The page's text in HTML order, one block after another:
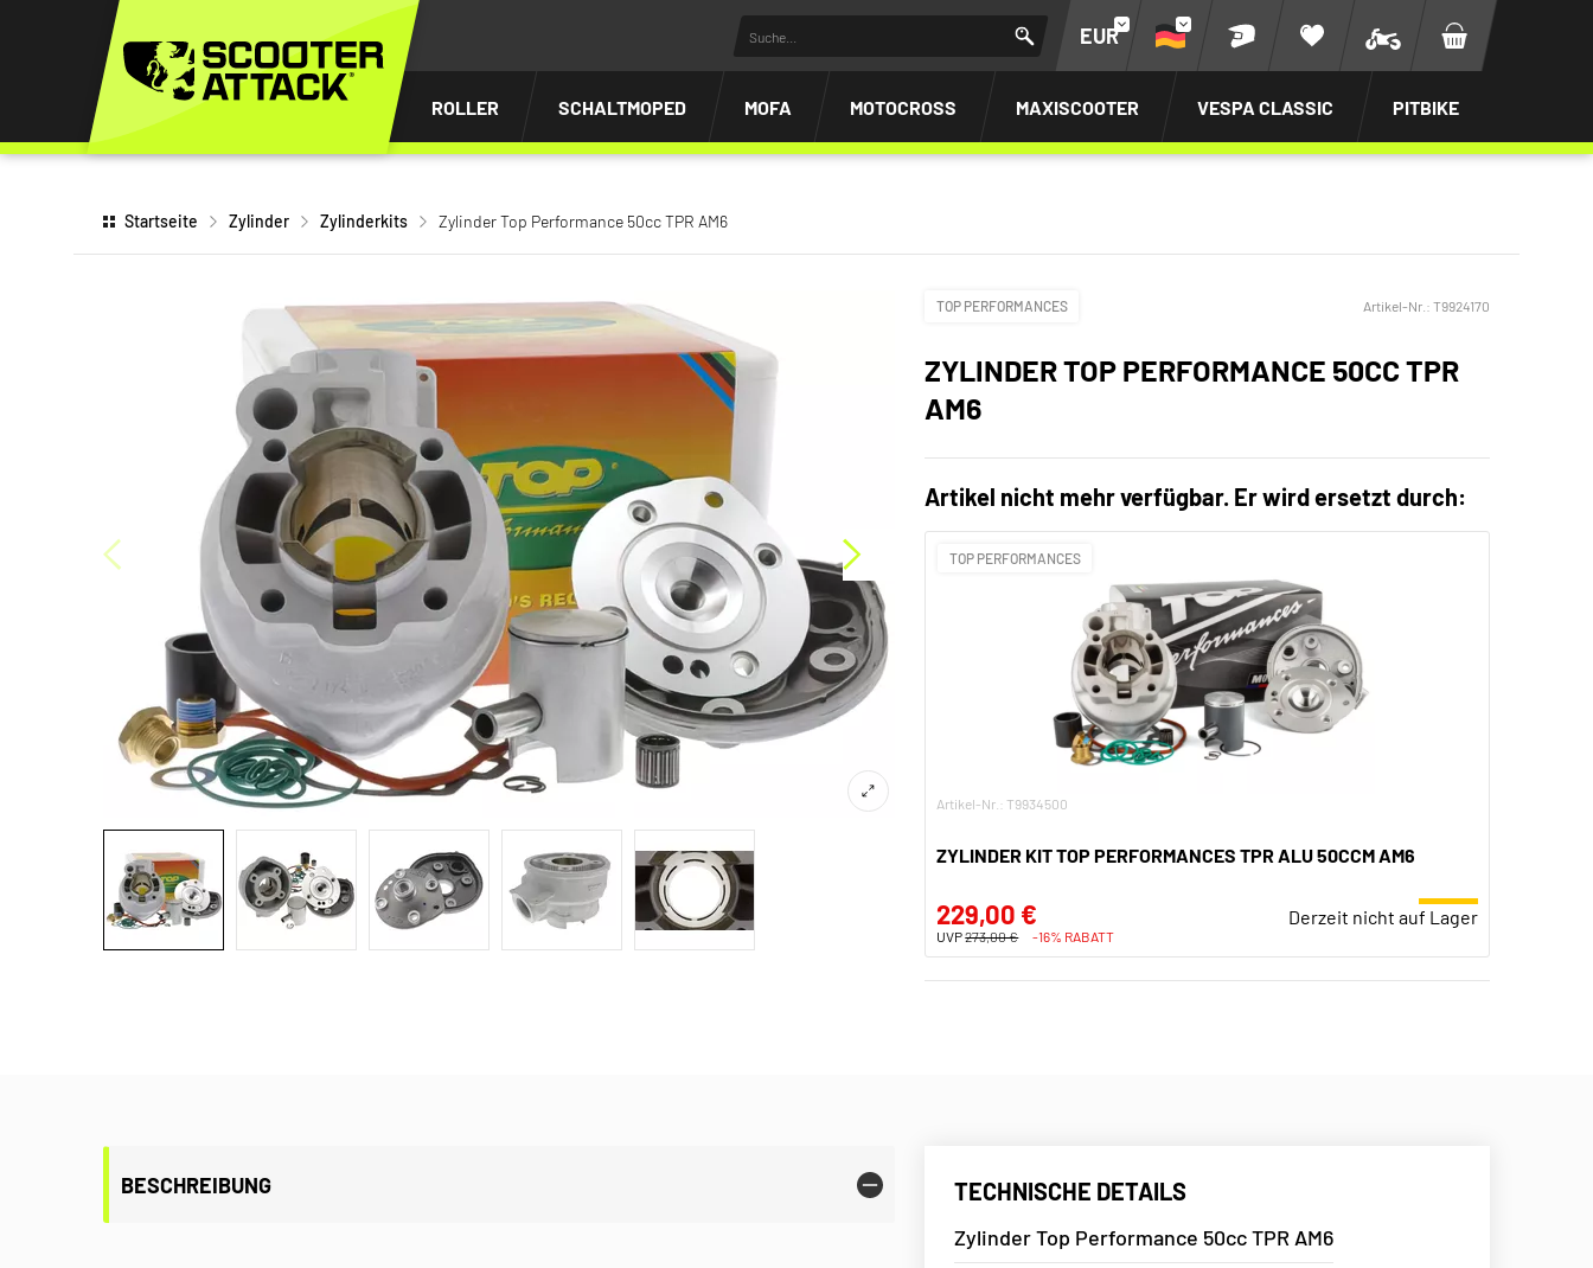
EUR
ROLLER SCHALTMOPED MOFA MOTOCROSS MAXISCOOTER VESPA CLASSIC PITBIKE
Startseite Zylinder Zylinderkits Zylinder Top Performance 50cc TPR AM6
TOP PERFORMANCES Artikel-Nr.: T9924170
ZYLINDER TOP PERFORMANCE 50CC TPR
AM6
Artikel nicht mehr verfügbar. Er wird ersetzt durch:
TOP PERFORMANCES
Artikel-Nr.: T9934500
ZYLINDER KIT TOP PERFORMANCES TPR ALU 50CCM AM6
229,00 € Derzeit nicht auf Lager
UVP273,00 € -16% RABATT
BESCHREIBUNG TECHNISCHE DETAILS
Zylinder Top Performance 50cc TPR AM6